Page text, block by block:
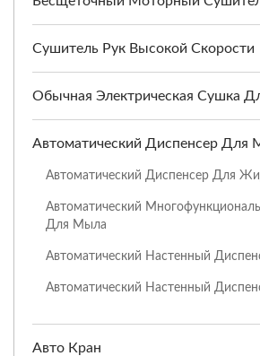
Сушитель Рук Высокой Скорости
Обычная Электрическая Сушка
Автоматический Диспенсер Для
Автоматический Диспенсер Для
Автоматический
Для Мыла
Автоматический Настенный
Автоматический Настенный
Авто Кран